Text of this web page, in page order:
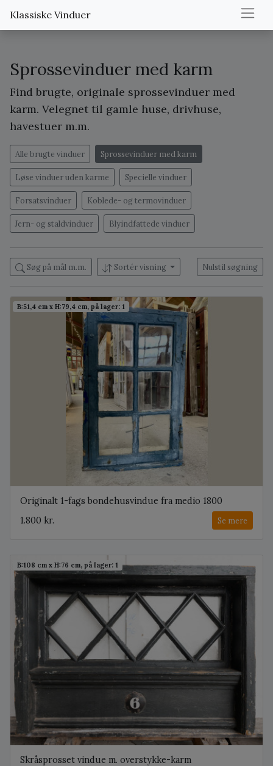
Klassiske Vinduer
Sprossevinduer med karm
Find brugte, originale sprossevinduer med
karm. Velegnet til gamle huse, drivhuse,
havestuer m.m.
Alle brugte vinduer Sprossevinduer med karm
Løse vinduer uden karme Specielle vinduer
Forsatsvinduer Koblede- og termovinduer
Jern- og staldvinduer Blyindfattede vinduer
Søg på mål m.m. Sortér visning Nulstil søgning
B:51,4 cm x H:79,4 cm, på lager: 1
Originalt 1-fags bondehusvindue fra medio 1800
1.800 kr.
Se mere
B:108 cm x H:76 cm, på lager: 1
Skråsprosset vindue m. overstykke-karm